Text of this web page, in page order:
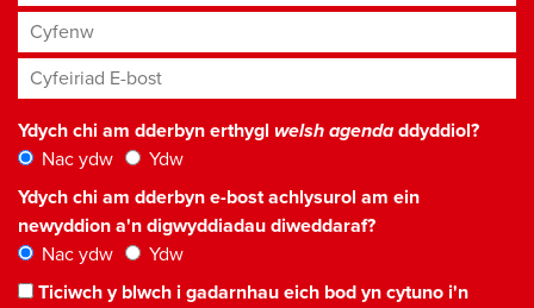
Cyfenw
Cyfeiriad E-bost*
Ydych chi am dderbyn erthygl welsh agendaddyddiol?
Nac ydw
Ydw
Ydych chi am dderbyn e-bost achlysurol am ein
newyddion a'n digwyddiadau diweddaraf?
Nac ydw
Ydw
Ticiwch y blwch i gadarnhau eich bod yn cytuno i'n